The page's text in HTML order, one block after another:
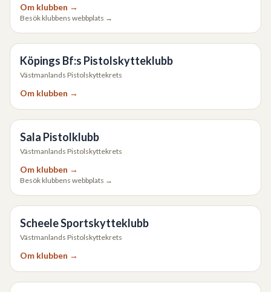
Om klubben →
Besök klubbens webbplats →
Köpings Bf:s Pistolskytteklubb
Västmanlands Pistolskyttekrets
Om klubben →
Sala Pistolklubb
Västmanlands Pistolskyttekrets
Om klubben →
Besök klubbens webbplats →
Scheele Sportskytteklubb
Västmanlands Pistolskyttekrets
Om klubben →